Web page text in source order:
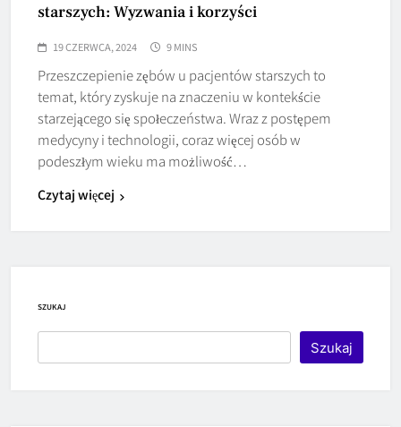
starszych: Wyzwania i korzyści
19 CZERWCA, 2024 9 MINS
Przeszczepienie zębów u pacjentów starszych to
temat, który zyskuje na znaczeniu w kontekście
starzejącego się społeczeństwa. Wraz z postępem
medycyny i technologii, coraz więcej osób w
podeszłym wieku ma możliwość…
Czytaj więcej
SZUKAJ
Szukaj